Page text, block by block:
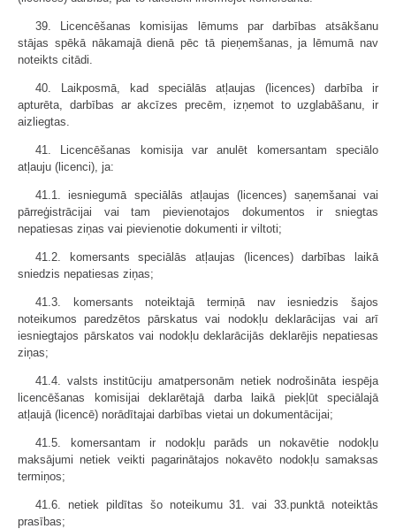
39. Licencēšanas komisijas lēmums par darbības atsākšanu
stājas spēkā nākamajā dienā pēc tā pieņemšanas, ja lēmumā nav
noteikts citādi.
40. Laikposmā, kad speciālās atļaujas (licences) darbība ir
apturēta, darbības ar akcīzes precēm, izņemot to uzglabāšanu, ir
aizliegtas.
41. Licencēšanas komisija var anulēt komersantam speciālo
atļauju (licenci), ja:
41.1. iesniegumā speciālās atļaujas (licences) saņemšanai vai
pārreģistrācijai vai tam pievienotajos dokumentos ir sniegtas
nepatiesas ziņas vai pievienotie dokumenti ir viltoti;
41.2. komersants speciālās atļaujas (licences) darbības laikā
sniedzis nepatiesas ziņas;
41.3. komersants noteiktajā termiņā nav iesniedzis šajos
noteikumos paredzētos pārskatus vai nodokļu deklarācijas vai arī
iesniegtajos pārskatos vai nodokļu deklarācijās deklarējis nepatiesas
ziņas;
41.4. valsts institūciju amatpersonām netiek nodrošināta iespēja
licencēšanas komisijai deklarētajā darba laikā piekļūt speciālajā
atļaujā (licencē) norādītajai darbības vietai un dokumentācijai;
41.5. komersantam ir nodokļu parāds un nokavētie nodokļu
maksājumi netiek veikti pagarinātajos nokavēto nodokļu samaksas
termiņos;
41.6. netiek pildītas šo noteikumu 31. vai 33.punktā noteiktās
prasības;